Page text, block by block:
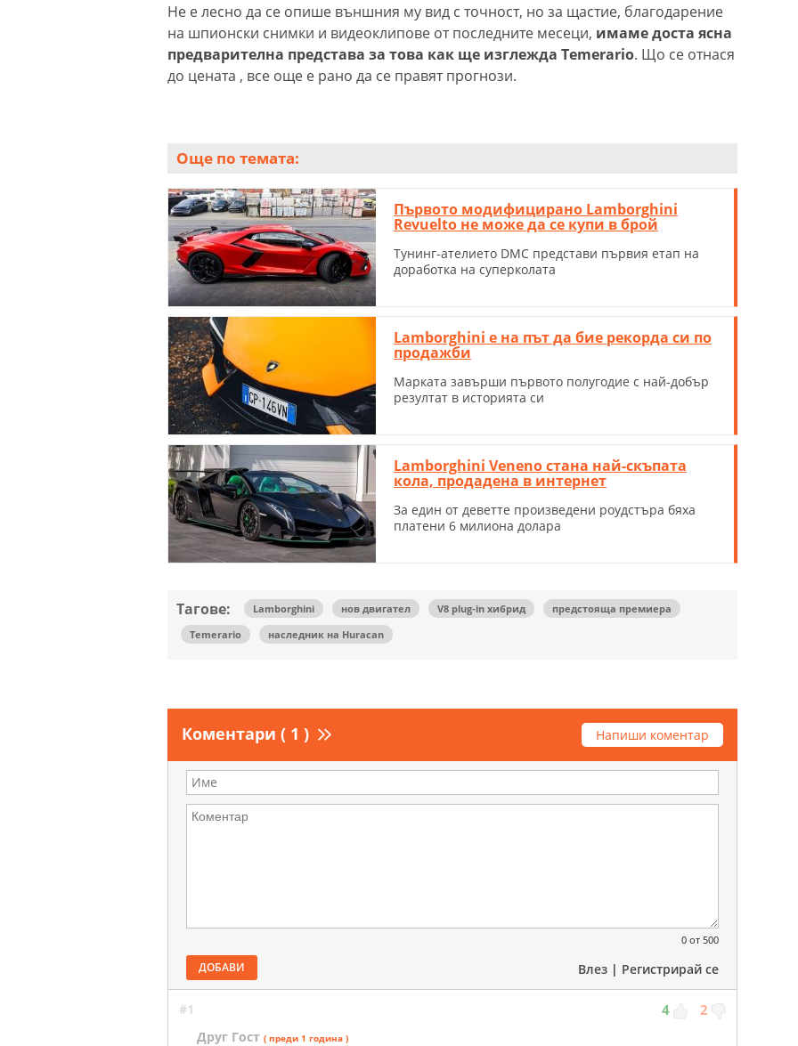
Не е лесно да се опише външния му вид с точност, но за щастие, благодарение
на шпионски снимки и видеоклипове от последните месеци, имаме доста ясна
предварителна представа за това как ще изглежда Temerario. Що се отнася
до цената , все още е рано да се правят прогнози.
Още по темата:
Първото модифицирано Lamborghini
Revuelto не може да се купи в брой
Тунинг-ателието DMC представи първия етап на
доработка на суперколата
Lamborghini е на път да бие рекорда си по
продажби
Марката завърши първото полугодие с най-добър
резултат в историята си
Lamborghini Veneno стана най-скъпата
кола, продадена в интернет
За един от деветте произведени роудстъра бяха
платени 6 милиона долара
Тагове: Lamborghini нов двигател V8 plug-in хибрид
предстояща премиера
Temerario
наследник на Huracan
Коментари ( 1 ) Напиши коментар
0 от 500
ДОБАВИ Влез | Регистрирай се
#1 4 2
Друг Гост ( преди 1 година )